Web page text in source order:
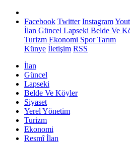
Facebook Twitter Instagram
İlan Güncel Lapseki Belde Ve
Turizm Ekonomi SporTarım
Künye İletişim RSS
İlan
Güncel
Lapseki
Belde Ve Köyler
Siyaset
Yerel Yönetim
Turizm
Ekonomi
Resmî İlan